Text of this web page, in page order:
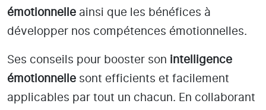
émotionnelle ainsi que les bénéfices à
développer nos compétences émotionnelles.
Ses conseils pour booster son intelligence
émotionnelle sont efficients et facilement
applicables par tout un chacun. En collaborant